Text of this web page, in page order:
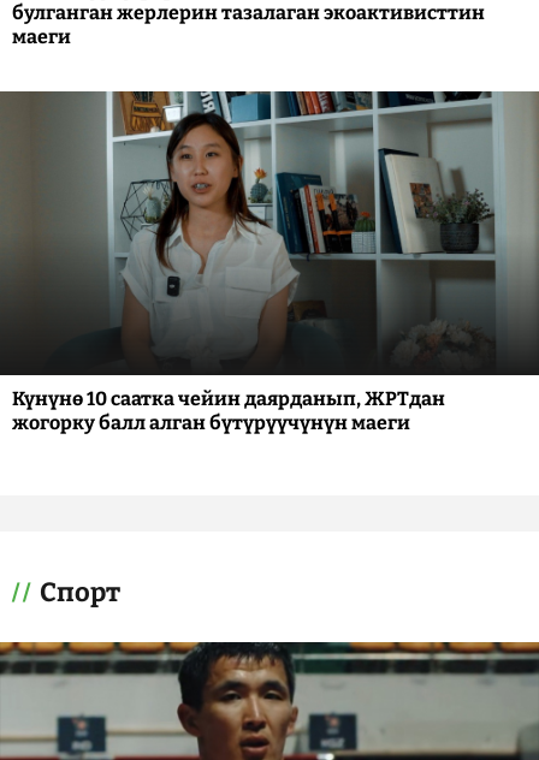
булганган жерлерин тазалаган экоактивисттин
маеги
Күнүнө 10 саатка чейин даярданып, ЖРТдан
жогорку балл алган бүтүрүүчүнүн маеги
Спорт